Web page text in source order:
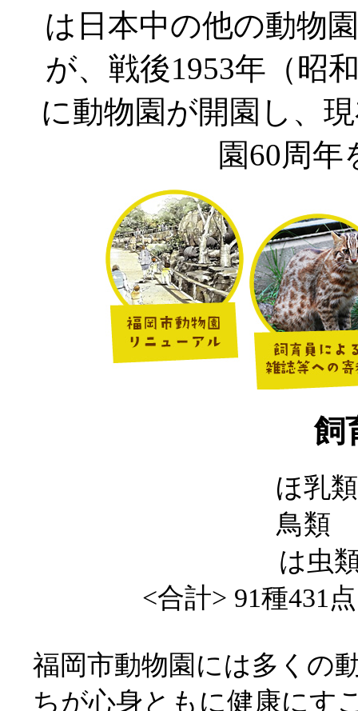
は日本中の他の動物
が、戦後1953年（昭
に動物園が開園し、
園60周
飼
ほ乳
鳥類
は虫
<合計> 91種431
福岡市動物園には多くの
ちが心身ともに健康にす